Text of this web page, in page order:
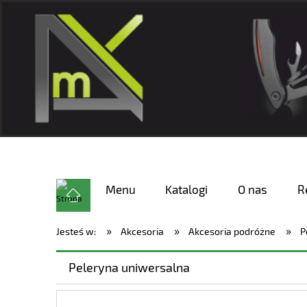
Menu Katalogi O nas
Jesteś w: » Akcesoria » Akcesoria podróżne »
Peleryna uniwersalna